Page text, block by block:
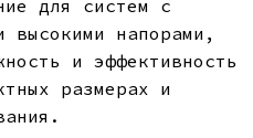
для систем с
высокими напорами,
и эффективность
размерах и